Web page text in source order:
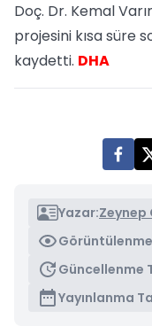
Doç. Dr. Kemal
projesini kısa süre
kaydetti. DHA
Yazar:Zeynep
Güncellenme
Yayınlanma